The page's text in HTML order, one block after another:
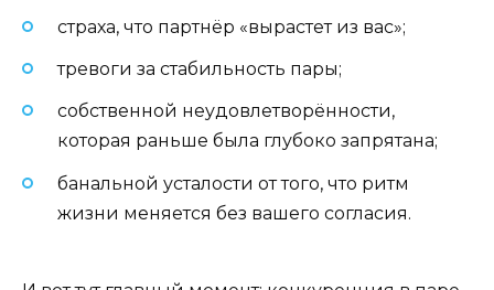
страха, что партнёр «вырастет из вас»;
тревоги за стабильность пары;
собственной неудовлетворённости,
которая раньше была глубоко запрятана;
банальной усталости от того, что ритм
жизни меняется без вашего согласия.